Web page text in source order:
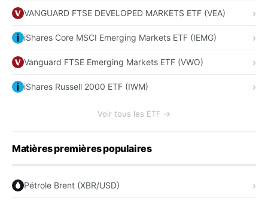
VANGUARD FTSE DEVELOPED MARKETS ETF (VEA)
iShares Core MSCI Emerging Markets ETF (IEMG)
Vanguard FTSE Emerging Markets ETF (VWO)
iShares Russell 2000 ETF (IWM)
Voir tous les ETF →
Matières premières populaires
Pétrole Brent (XBR/USD)